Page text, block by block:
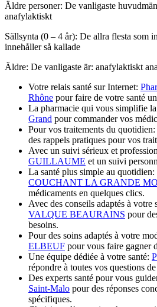
Äldre personer: De vanligaste
anafylaktiskt
Sällsynta (0 – 4 år): De allra flesta som
innehåller så kallade
Äldre: De vanligaste är: anafylaktiskt
Votre relais santé sur Internet:
Rhône pour faire de votre santé
La pharmacie qui vous simplifie
Grand pour commander vos
Pour vos traitements du quotidien:
des rappels pratiques pour vos
Avec un suivi sérieux et
GUILLAUME et un suivi
La santé plus simple au quotidien:
COUCHANT LA GRANDE
médicaments en quelques clics.
Avec des conseils adaptés à votre
VALQUE BEAURAINS pour
besoins.
Pour des soins adaptés à votre
ELBEUF pour vous faire gagner
Une équipe dédiée à votre santé:
répondre à toutes vos questions de
Des experts santé pour vous
Saint-Malo pour des réponses
spécifiques.